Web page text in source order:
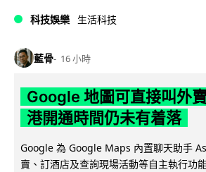
科技娛樂 生活科技
藍骨 16 小時
Google 地圖可直接叫外
港開通時間仍未有着落
Google 為 Google Maps 內置聊天助手
賣、訂酒店及查詢現場活動等自主執行功